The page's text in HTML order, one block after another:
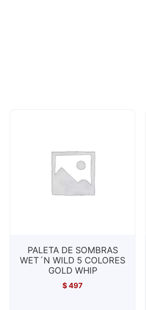
PALETA DE SOMBRAS
WET´N WILD 5 COLORES
GOLD WHIP
$497